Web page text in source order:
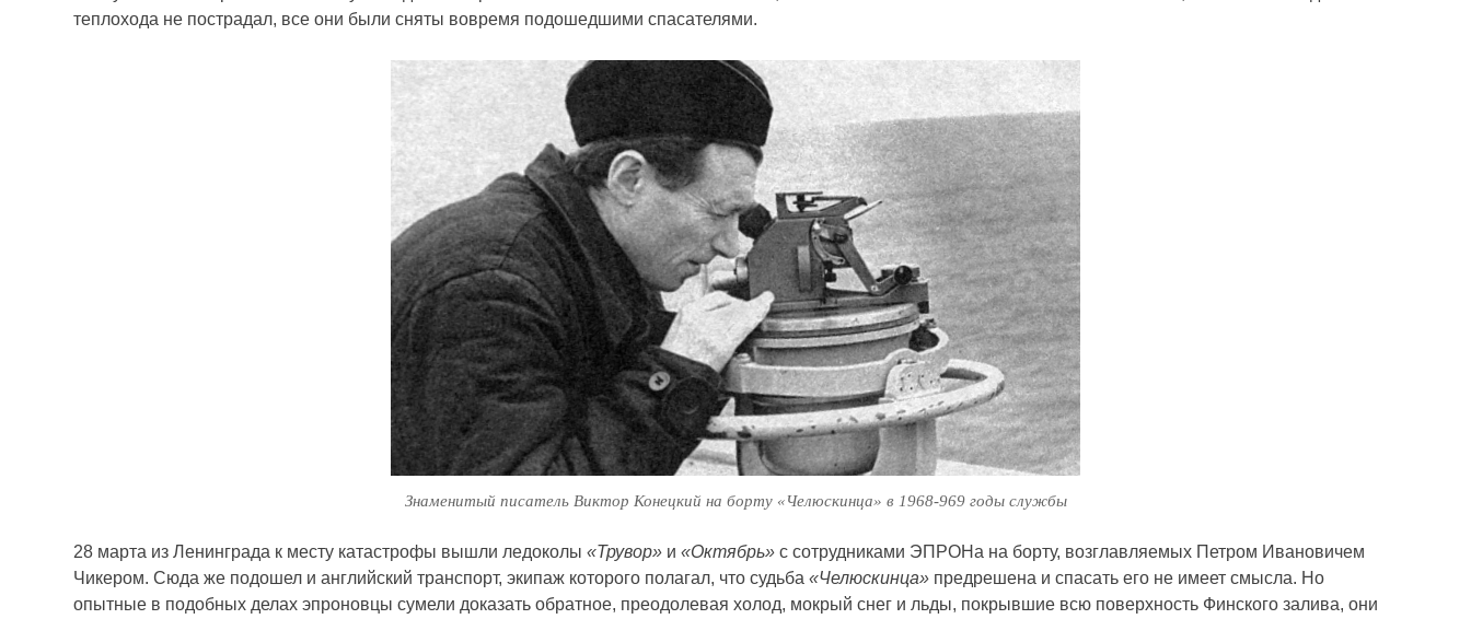
теплохода не пострадал, все они были сняты вовремя подошедшими спасателями.
Знаменитый писатель Виктор Конецкий на борту «Челюскинца» в 1968-969 годы службы
28 марта из Ленинграда к месту катастрофы вышли ледоколы«Трувор» и«Октябрь» с сотрудниками ЭПРОНа на борту, возглавляемых Петром Ивановичем
Чикером. Сюда же подошел и английский транспорт, экипаж которого полагал, что судьба«Челюскинца» предрешена и спасать его не имеет смысла. Но
опытные в подобных делах эпроновцы сумели доказать обратное, преодолевая холод, мокрый снег и льды, покрывшие всю поверхность Финского залива, они